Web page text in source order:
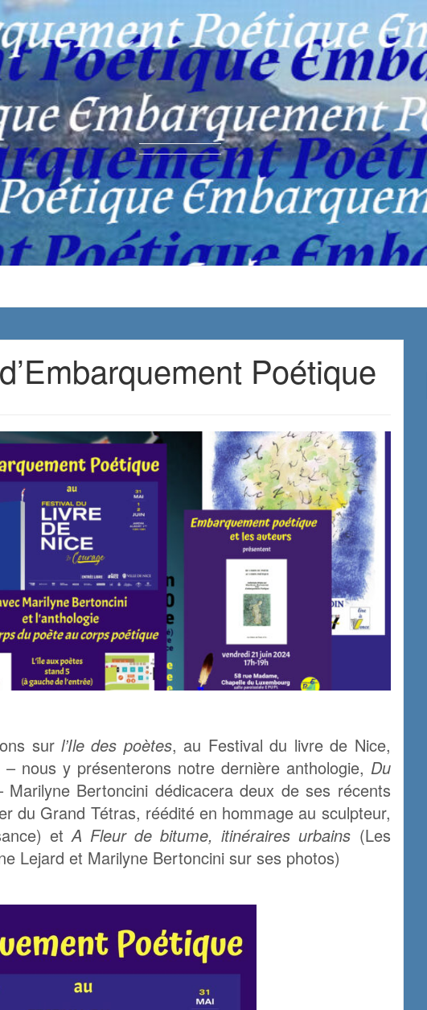
Poétique
sur l’Ile des poètes, au Festival du livre de Nice,
– nous y présenterons notre dernière anthologie, Du
Bertoncini dédicacera deux de ses récents
du Grand Tétras, réédité en hommage au sculpteur,
et A Fleur de bitume, itinéraires urbains (Les
Lejard et Marilyne Bertoncini sur ses photos)